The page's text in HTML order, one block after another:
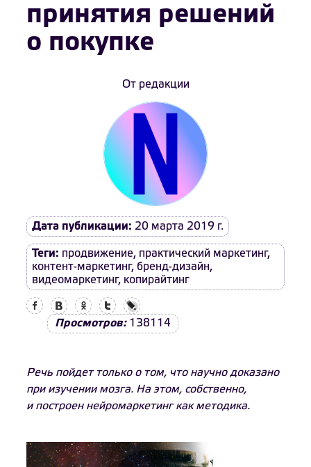
принятия решений
о покупке
От редакции
Дата публикации: 20 марта 2019 г.
Теги: продвижение, практический маркетинг,
контент-маркетинг, бренд-дизайн,
видеомаркетинг, копирайтинг
Просмотров:138114
Речь пойдет только о том, что научно доказано
при изучении мозга. На этом, собственно,
и построен нейромаркетинг как методика.